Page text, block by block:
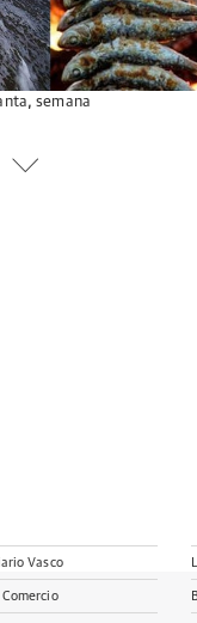
,semana
Vasco
Comercio